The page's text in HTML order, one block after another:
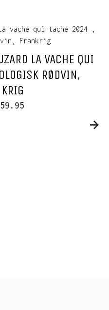
LA VACHE QUI
RØDVIN,